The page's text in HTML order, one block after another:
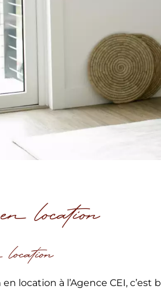
location
location à l’Agence CEI,